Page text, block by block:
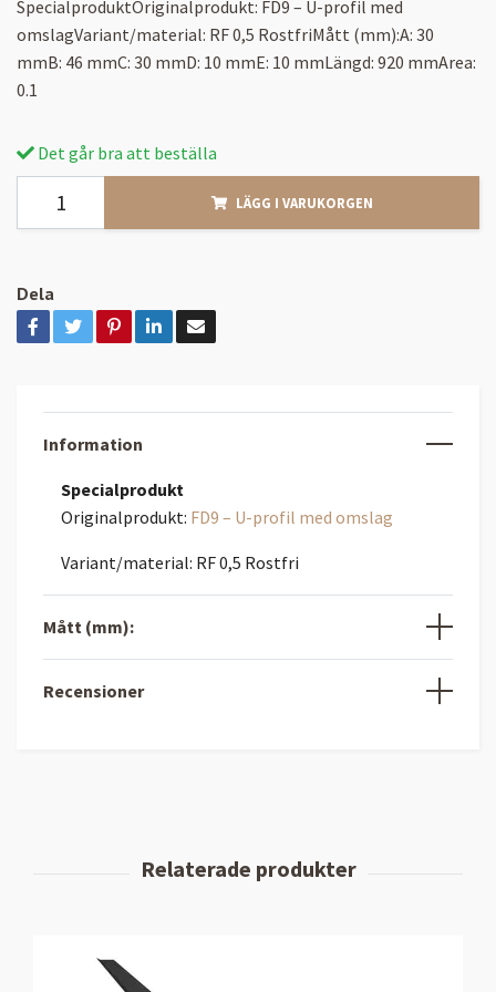
SpecialproduktOriginalprodukt: FD9 – U-profil med
omslagVariant/material: RF 0,5 RostfriMått (mm):A: 30
mmB: 46 mmC: 30 mmD: 10 mmE: 10 mmLängd: 920 mmArea:
0.1
Det går bra att beställa
LÄGG I VARUKORGEN
Dela
Information
Specialprodukt
Originalprodukt: FD9 – U-profil med omslag
Variant/material: RF 0,5 Rostfri
Mått (mm):
Recensioner